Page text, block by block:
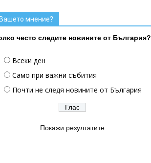
мнение?
често следите новините от България?
Всеки ден
Само при важни събития
Почти не следя новините от България
Покажи резултатите